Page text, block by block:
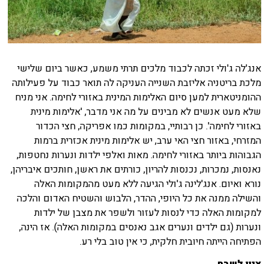
אנג'לה ג'ולי זכתה לכבוד מלכים תרתי משמע, כאשר ביום שלישי
מלכת בריטניה אליזבת השנייה העניקה לה תואר כבוד על פעילותה
ההומניטאריתלמען סיום האלימות המינית באזורי לחימה. אני מניח
שלא מעט אנשים לא מבינים על מה אני מדבר, 'אלימות מינית
באזורי לחימה'. כן רבותיי, במקומות כמו אפריקה, חצי הכדור
המזרחי, באזור חצי האי ערב, יש אלימות מינית אכזרית ברמות
הגבוהות ביותר באזורי לחימה. מאות ואלפי ילדות ונערות נחטפות,
נאנסות, נמכרות, נכנסות להריון, כורתים את ראשן, חותכים איבריהן,
נורא ואיום. אנג'לינה ג'ולי הגיעה ללא מעט מהמקומות האלה
והשילה ממנה את כל היופי, ההדר, הלבוש והשטיח האדום והלכה
למקומות האלה כדי לנסות לעזור ולשפר את מצבן של ילדות
ונערות (גם ילדים ונערים אגב נאנסים במקומות האלה). אז הינה,
הפתיחה הייתה חיובית חלקית, כי אין טוב בלי רע.